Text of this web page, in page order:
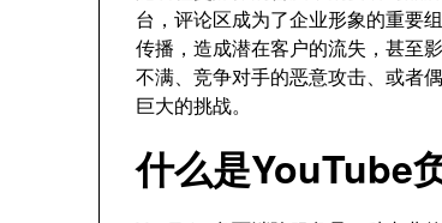
台，评论区成为了企业形象的重要
传播，造成潜在客户的流失，甚至
不满、竞争对手的恶意攻击、或者
巨大的挑战。
什么是YouTube